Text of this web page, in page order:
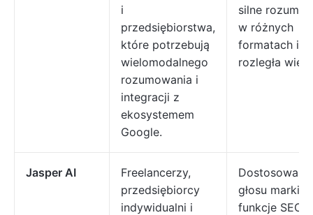
i
przedsiębiorstwa,
które potrzebują
wielomodalnego
rozumowania i
integracji z
ekosystemem
Google.
silne
w różnych
formatach i
rozległa
Jasper AI
Freelancerzy,
przedsiębiorcy
indywidualni i
Dostosowanie
głosu marki,
funkcje SEO i